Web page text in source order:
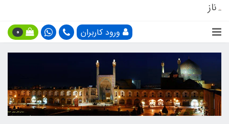
ناز
ورود کاربران 0